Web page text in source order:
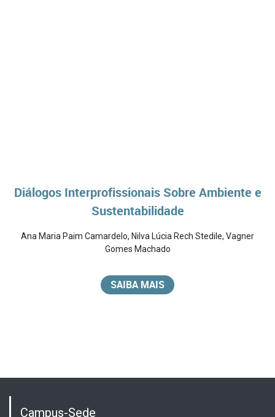
Diálogos Interprofissionais Sobre Ambiente e
Sustentabilidade
Ana Maria Paim Camardelo, Nilva Lúcia Rech Stedile, Vagner
Gomes Machado
SAIBA MAIS
Campus-Sede